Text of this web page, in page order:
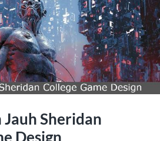
Sheridan
Design